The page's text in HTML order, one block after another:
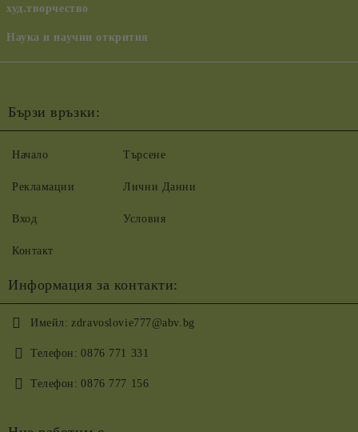
худ.творчество
Наука и научни открития
Бързи връзки:
Начало
Рекламации
Вход
Контакт
Търсене
Лични Данни
Условия
Информация за контакти:
Имейл: zdravoslovie777@abv.bg
Телефон: 0876 771 331
Телефон: 0876 777 156